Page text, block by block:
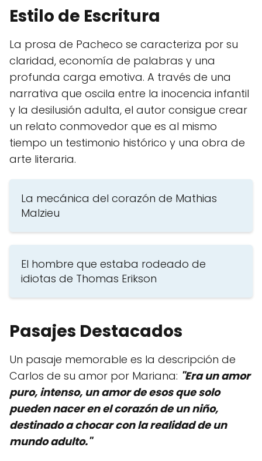
Estilo de Escritura
La prosa de Pacheco se caracteriza por su
claridad, economía de palabras y una
profunda carga emotiva. A través de una
narrativa que oscila entre la inocencia infantil
y la desilusión adulta, el autor consigue crear
un relato conmovedor que es al mismo
tiempo un testimonio histórico y una obra de
arte literaria.
La mecánica del corazón de Mathias
Malzieu
El hombre que estaba rodeado de
idiotas de Thomas Erikson
Pasajes Destacados
Un pasaje memorable es la descripción de
Carlos de su amor por Mariana: "Era un amor
puro, intenso, un amor de esos que solo
pueden nacer en el corazón de un niño,
destinado a chocar con la realidad de un
mundo adulto."